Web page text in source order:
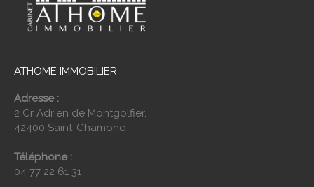
ATHOME IMMOBILIER
Adresse :
2 Cr Adrien de Montgolfier,
42400 Saint-Chamond
Téléphone :
04 77 22 61 31